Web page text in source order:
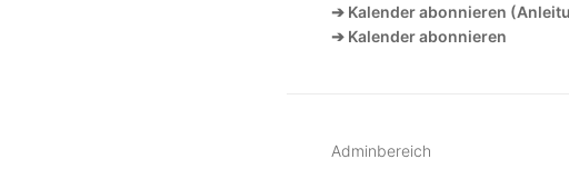
➔ Kalender abonnieren
➔ Kalender abonnieren
Adminbereich